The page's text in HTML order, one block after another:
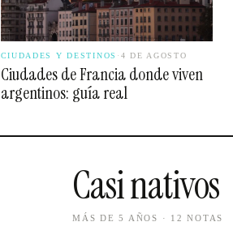
CIUDADES Y DESTINOS · 4 DE AGOSTO
Ciudades de Francia donde viven
argentinos: guía real
Casi nativos
MÁS DE 5 AÑOS · 12 NOTAS